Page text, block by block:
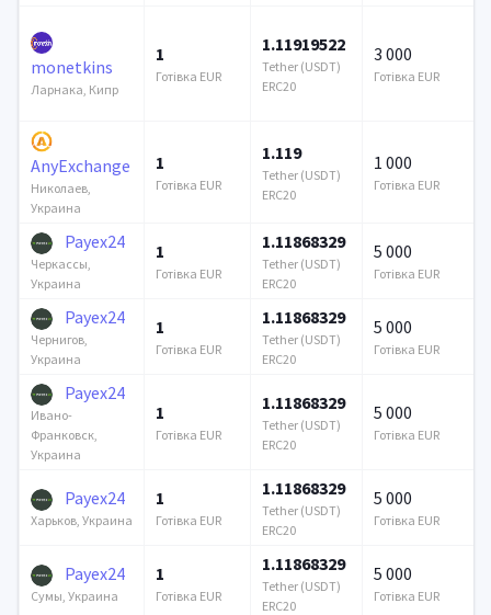
monetkins
Ларнака, Кипр
1
Готівка EUR
1.11919522
Tether (USDT)
ERC20
3 000
Готівка EUR
AnyExchange
Николаев,
Украина
1
Готівка EUR
1.119
Tether (USDT)
ERC20
1 000
Готівка EUR
Payex24
Черкассы,
Украина
1
Готівка EUR
1.11868329
Tether (USDT)
ERC20
5 000
Готівка EUR
Payex24
Чернигов,
Украина
1
Готівка EUR
1.11868329
Tether (USDT)
ERC20
5 000
Готівка EUR
Payex24
Ивано-
Франковск,
Украина
1
Готівка EUR
1.11868329
Tether (USDT)
ERC20
5 000
Готівка EUR
Payex24
Харьков, Украина
1
Готівка EUR
1.11868329
Tether (USDT)
ERC20
5 000
Готівка EUR
Payex24
Сумы, Украина
1
Готівка EUR
1.11868329
Tether (USDT)
ERC20
5 000
Готівка EUR